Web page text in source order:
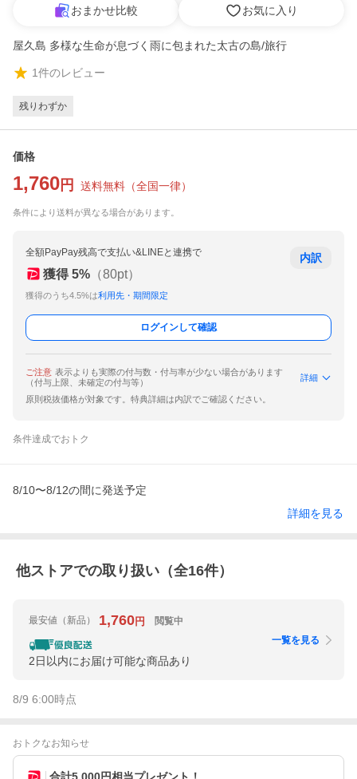
おまかせ比較 お気に入り
屋久島 多様な生命が息づく雨に包まれた太古の島/旅行
1件のレビュー
残りわずか
価格
1,760 円 送料無料 （全国一律）
条件により送料が異なる場合があります。
全額PayPay残高で支払い&LINEと連携で
獲得 5% （80pt）
獲得のうち4.5%は利用先・期間限定
内訳
ログインして確認
ご注意 表示よりも実際の付与数・付与率が少ない場合があります
（付与上限、未確定の付与等）
詳細
原則税抜価格が対象です。特典詳細は内訳でご確認ください。
条件達成でおトク
8/10〜8/12の間に発送予定
詳細を見る
他ストアでの取り扱い（全16件）
最安値 （新品） 1,760円 閲覧中
2日以内にお届け可能な商品あり
一覧を見る
8/9 6:00時点
おトクなお知らせ
合計5,000円相当プレゼント！